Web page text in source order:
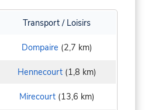
Transport / Loisirs
Dompaire (2,7 km)
Hennecourt(1,8 km)
Mirecourt(13,6 km)